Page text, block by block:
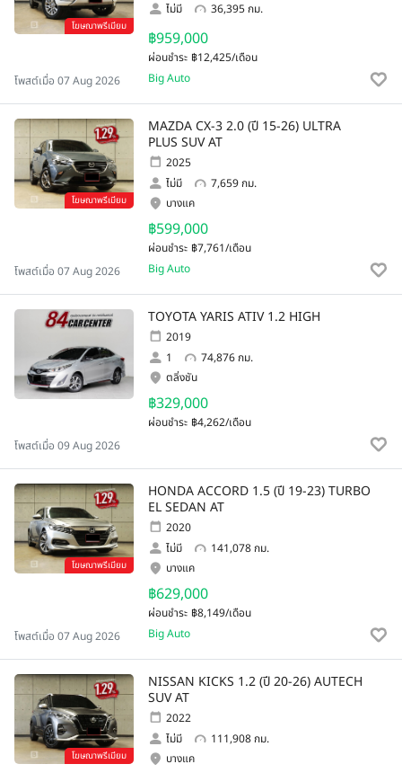
โฆษณาพรีเมียม
ไม่มี
36,395 กม.
฿959,000
ผ่อนชำระ ฿12,425/เดือน
โพสต์เมื่อ 07 Aug 2026
Big Auto
โฆษณาพรีเมียม
MAZDA CX-3 2.0 (ปี 15-26) ULTRA
PLUS SUV AT
2025
ไม่มี
7,659 กม.
฿599,000
ผ่อนชำระ ฿7,761/เดือน
บางแค
โพสต์เมื่อ 07 Aug 2026 Big Auto
TOYOTA YARIS ATIV 1.2 HIGH
2019
1
74,876 กม.
฿329,000
ผ่อนชำระ ฿4,262/เดือน
ตลิ่งชัน
โพสต์เมื่อ 09 Aug 2026
โฆษณาพรีเมียม
HONDA ACCORD 1.5 (ปี 19-23) TURBO
EL SEDAN AT
2020
ไม่มี
141,078 กม.
฿629,000
ผ่อนชำระ ฿8,149/เดือน
บางแค
โพสต์เมื่อ 07 Aug 2026 Big Auto
โฆษณาพรีเมียม
NISSAN KICKS 1.2 (ปี 20-26) AUTECH
SUV AT
2022
ไม่มี
111,908 กม.
บางแค